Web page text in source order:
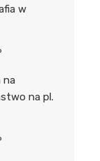
w
na
na pl.